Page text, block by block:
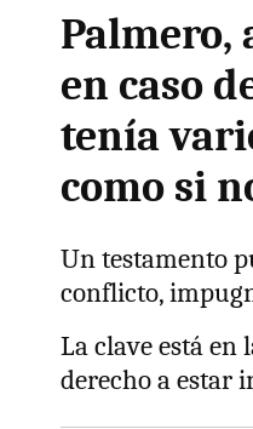
Palmero,
en caso
tenía
como si
Un testamento
conflicto,
La clave está
derecho a estar